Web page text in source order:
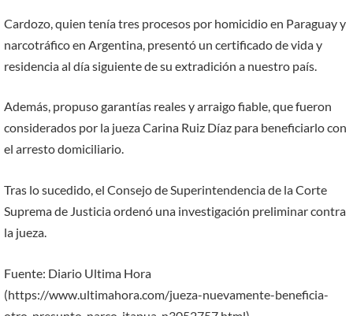
Cardozo, quien tenía tres procesos por homicidio en Paraguay y
narcotráfico en Argentina, presentó un certificado de vida y
residencia al día siguiente de su extradición a nuestro país.
Además, propuso garantías reales y arraigo fiable, que fueron
considerados por la jueza Carina Ruiz Díaz para beneficiarlo con
el arresto domiciliario.
Tras lo sucedido, el Consejo de Superintendencia de la Corte
Suprema de Justicia ordenó una investigación preliminar contra
la jueza.
Fuente: Diario Ultima Hora
(https://www.ultimahora.com/jueza-nuevamente-beneficia-